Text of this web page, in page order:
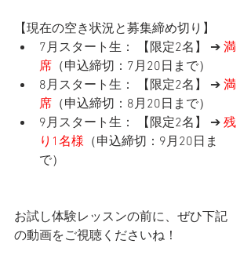
【現在の空き状況と募集締め切り】
7月スタート生： 【限定2名】 ➔ 満
席 （申込締切：7月20日まで）
8月スタート生： 【限定2名】 ➔ 満
席 （申込締切：8月20日まで）
9月スタート生： 【限定2名】 ➔ 残
り1名様 （申込締切：9月20日ま
で）
お試し体験レッスンの前に、ぜひ下記
の動画をご視聴くださいね！